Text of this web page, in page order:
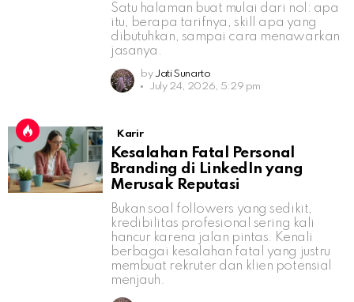
Satu halaman buat mulai dari nol: apa
itu, berapa tarifnya, skill apa yang
dibutuhkan, sampai cara menawarkan
jasanya.
by Jati Sunarto
July 24, 2026, 5:29 pm
Karir
Kesalahan Fatal Personal
Branding di LinkedIn yang
Merusak Reputasi
Bukan soal followers yang sedikit,
kredibilitas profesional sering kali
hancur karena jalan pintas. Kenali
berbagai kesalahan fatal yang justru
membuat rekruter dan klien potensial
menjauh.